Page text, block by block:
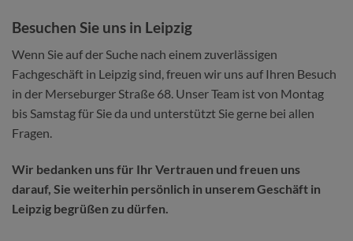
Besuchen Sie uns in Leipzig
Wenn Sie auf der Suche nach einem zuverlässigen
Fachgeschäft in Leipzig sind, freuen wir uns auf Ihren Besuch
in der Merseburger Straße 68. Unser Team ist von Montag
bis Samstag für Sie da und unterstützt Sie gerne bei allen
Fragen.
Wir bedanken uns für Ihr Vertrauen und freuen uns
darauf, Sie weiterhin persönlich in unserem Geschäft in
Leipzig begrüßen zu dürfen.